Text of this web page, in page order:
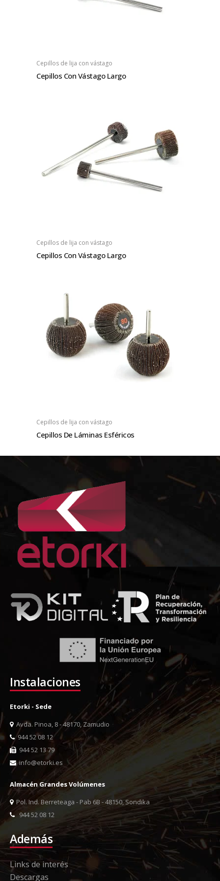
Cepillos de lija con vástago
Cepillos Con Vástago Largo
Cepillos de lija con vástago
Cepillos Con Vástago Largo
Cepillos de lija con vástago
Cepillos De Láminas Esféricos
Instalaciones
Etorki - Sede
Avda. Pinoa, 8 - 48170, Zamudio
944 52 08 12
944 52 13 79
info@etorki.es
Almacén Grandes Volúmenes
Pol. Ind. Berreteaga - Pab 6B - 48150, Sondika
944 52 08 12
Además
Links de interés
Descargas